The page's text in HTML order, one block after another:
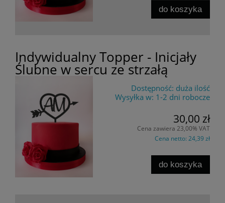
do koszyka
Indywidualny Topper - Inicjały
Ślubne w sercu ze strzałą
Dostępność: duża ilość
Wysyłka w: 1-2 dni robocze
30,00 zł
Cena zawiera 23,00% VAT
Cena netto: 24,39 zł
do koszyka